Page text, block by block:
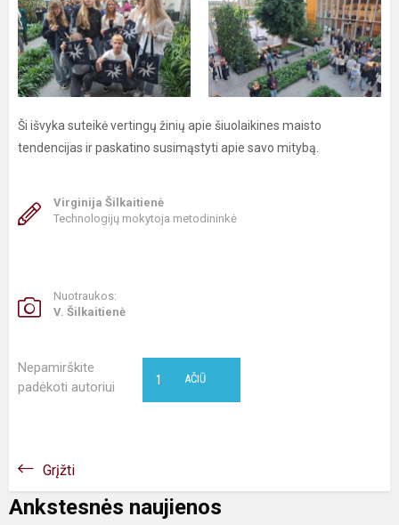
Ši išvyka suteikė vertingų žinių apie šiuolaikines maisto
tendencijas ir paskatino susimąstyti apie savo mitybą.
Virginija Šilkaitienė
Technologijų mokytoja metodininkė
Nuotraukos:
V. Šilkaitienė
Nepamirškite
padėkoti autoriui
AČIŪ
1
Grįžti
Ankstesnės naujienos